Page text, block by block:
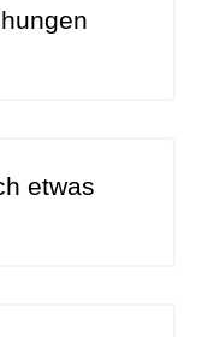
etwas